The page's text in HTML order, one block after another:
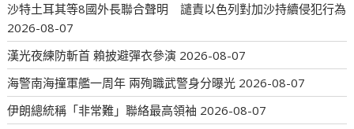
沙特土耳其等8國外長聯合聲明 譴責以色列對加沙持續侵犯行為
2026-08-07
漢光夜練防斬首 賴披避彈衣參演 2026-08-07
海警南海撞軍艦一周年 兩殉職武警身分曝光 2026-08-07
伊朗總統稱「非常難」聯絡最高領袖 2026-08-07